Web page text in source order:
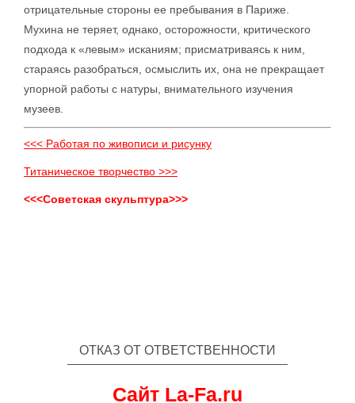
отрицательные стороны ее пребывания в Париже.
Мухина не теряет, однако, осторожности, критического
подхода к «левым» исканиям; присматриваясь к ним,
стараясь разобраться, осмыслить их, она не прекращает
упорной работы с натуры, внимательного изучения
музеев.
<<< Работая по живописи и рисунку
Титаническое творчество >>>
<<<Советская скульптура>>>
ОТКАЗ ОТ ОТВЕТСТВЕННОСТИ
Сайт La-Fa.ru